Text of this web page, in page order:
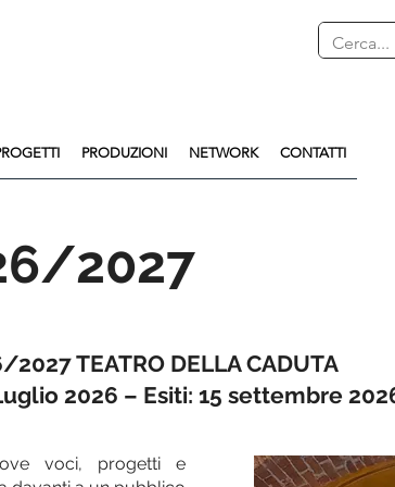
PRODUZIONI NETWORK CONTATTI
2027
2027 TEATRO DELLA CADUTA
2026 – Esiti: 15 settembre
voci, progetti e